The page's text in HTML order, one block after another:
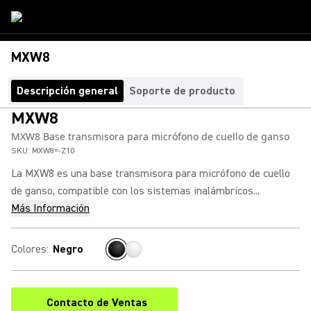
MXW8
Descripción general Soporte de producto
MXW8
MXW8 Base transmisora para micrófono de cuello de ganso
SKU: MXW8=-Z10
La MXW8 es una base transmisora para micrófono de cuello
de ganso, compatible con los sistemas inalámbricos...
Más Información
Colores: Negro
Contacto de Ventas